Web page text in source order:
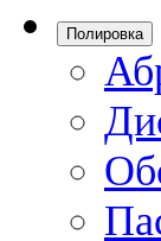
Полировка